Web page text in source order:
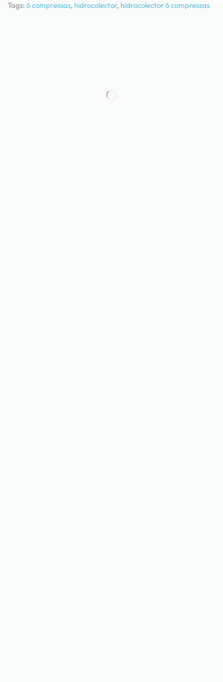
Tags: 6 compressas, hidrocolector, hidrocolector 6 compressas